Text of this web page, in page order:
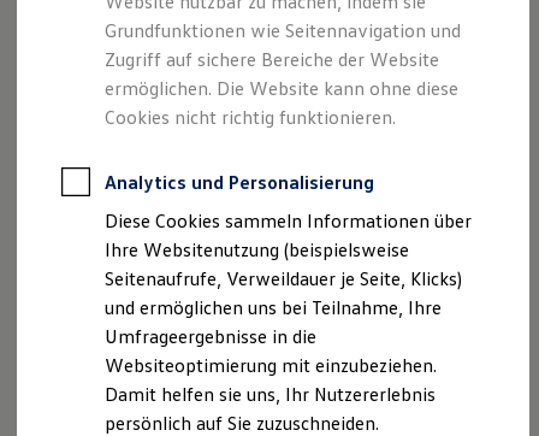
Finanzierung
Autokredit mit Schlussrate
Versicherungen und Garantien
Kfz-Versicherung
Restschuldversicherungen
Garantien
Professional Class bei Volkswagen
Behörden
Direktkunden
Sonderfahrzeuge
Anpfiff zum Gewinn
Elektromobilität
Elektroautos
ID. Tutorials
Elektrofahrzeugkonzepte
ID. EVERY1
Reichweite
Datenschutzerklärung
Impressum
Autohaus Gungl GmbH & Co. KG
Im Hart 29
89558 Böhmenkirch
Telefon: 07332 / 50899-0
Fax: 07332 / 50899-40
Amtsgericht Ulm HRA 725365
Steuer-Nr.: 63470/11102
Grundfunktionen wie Seitennavigation und
Zugriff auf sichere Bereiche der Website
ermöglichen. Die Website kann ohne diese
Cookies nicht richtig funktionieren.
Analytics und Personalisierung
Diese Cookies sammeln Informationen über
Ihre Websitenutzung (beispielsweise
Seitenaufrufe, Verweildauer je Seite, Klicks)
und ermöglichen uns bei Teilnahme, Ihre
Umfrageergebnisse in die
Websiteoptimierung mit einzubeziehen.
Damit helfen sie uns, Ihr Nutzererlebnis
persönlich auf Sie zuzuschneiden.